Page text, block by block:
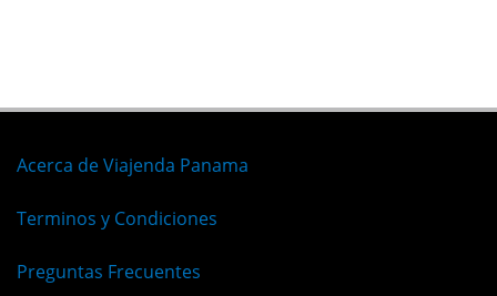
Acerca de Viajenda Panama
Terminos y Condiciones
Preguntas Frecuentes